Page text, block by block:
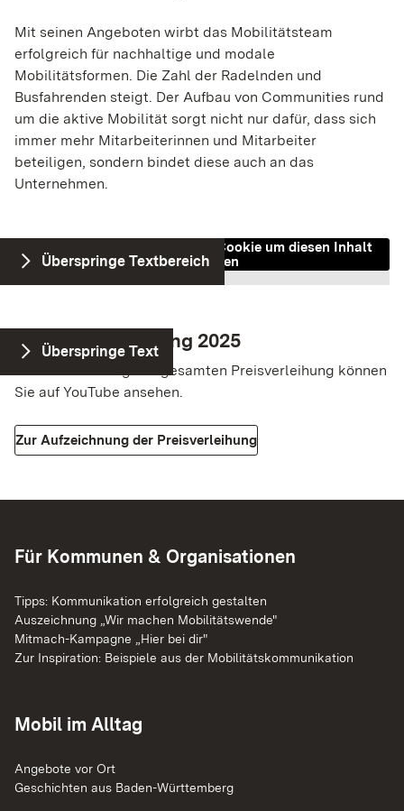
Mit seinen Angeboten wirbt das Mobilitätsteam
erfolgreich für nachhaltige und modale
Mobilitätsformen. Die Zahl der Radelnden und
Busfahrenden steigt. Der Aufbau von Communities rund
um die aktive Mobilität sorgt nicht nur dafür, dass sich
immer mehr Mitarbeiterinnen und Mitarbeiter
beteiligen, sondern bindet diese auch an das
Unternehmen.
Überspringe Textbereich
Zustimmung zum "YouTube" Cookie um diesen Inhalt
anzuzeigen
Überspringe Text
Die Preisverleihung 2025
Die Aufzeichnung der gesamten Preisverleihung können
Sie auf YouTube ansehen.
Zur Aufzeichnung der Preisverleihung
Für Kommunen & Organisationen
Tipps: Kommunikation erfolgreich gestalten
Auszeichnung „Wir machen Mobilitätswende"
Mitmach-Kampagne „Hier bei dir"
Zur Inspiration: Beispiele aus der Mobilitätskommunikation
Mobil im Alltag
Angebote vor Ort
Geschichten aus Baden-Württemberg
YouTube
Name:
__Secure-1PAPISID, __Secure-1PSID, __Secure-
1PSIDCC, __Secure-1PSIDTS, __Secure-
3PAPISID, __Secure-3PSID, __Secure-3PSIDCC,
__Secure-3PSIDTS, APISID, HSID, SAPISID, SID,
SIDCC, SSID, AEC, NID, OTZ,
Zweck:
interagieren. Dabei werden personenbezogene
Daten durch YouTube verarbeitet.
Cookie Laufzeit: